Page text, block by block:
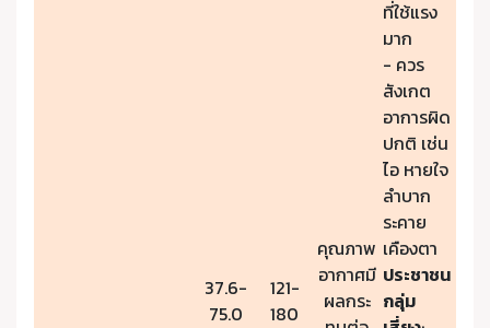
37.6-
75.0
121-
180
คุณภาพ
อากาศมี
ผลกระ
ที่ใช้แรง
มาก
- ควร
สังเกต
อาการผิด
ปกติ เช่น
ไอ หายใจ
ลำบาก
ระคาย
เคืองตา
ประชาชน
กลุ่ม